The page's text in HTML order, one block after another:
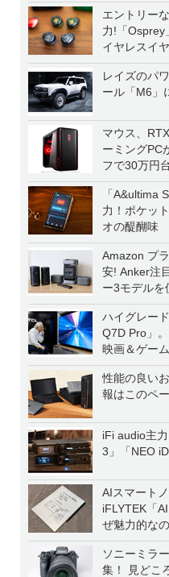
エントリー
力!「Osprey
イヤレスイ
一気に聴く
レイズのパ
ール「M6」
マウス、
ーミングPC
フで30万円
「A&ultima
力！ポケッ
オの醍醐味
Amazon プ
安! Anker注
ー3モデルを
ハイグレー
Q7D Pro」
映画＆ゲー
性能の良い
報はこのペ
iFi audio主
3」「NEO
AIスマート
iFLYTEK「
ぜ魅力的な
ソニーミラ
集！ 見どこ